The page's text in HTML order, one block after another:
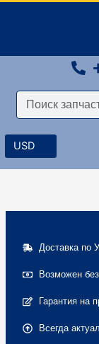
Поиск
Доставка по
Возможен
Гарантия на
Всегда